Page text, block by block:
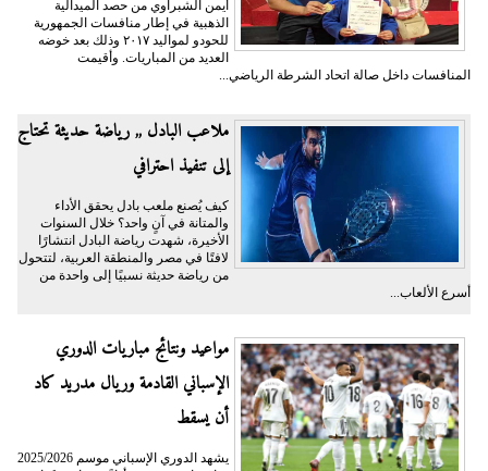
أيمن الشبراوي من حصد الميدالية
الذهبية في إطار منافسات الجمهورية
للحودو لمواليد ٢٠١٧ وذلك بعد خوضه
العديد من المباريات. وأقيمت
المنافسات داخل صالة اتحاد الشرطة الرياضي...
ملاعب البادل ,, رياضة حديثة تحتاج
إلى تنفيذ احترافي
كيف يُصنع ملعب بادل يحقق الأداء
والمتانة في آنٍ واحد؟ خلال السنوات
الأخيرة، شهدت رياضة البادل انتشارًا
لافتًا في مصر والمنطقة العربية، لتتحول
من رياضة حديثة نسبيًا إلى واحدة من
أسرع الألعاب...
مواعيد ونتائج مباريات الدوري
الإسباني القادمة وريال مدريد كاد
أن يسقط
يشهد الدوري الإسباني موسم 2025/2026